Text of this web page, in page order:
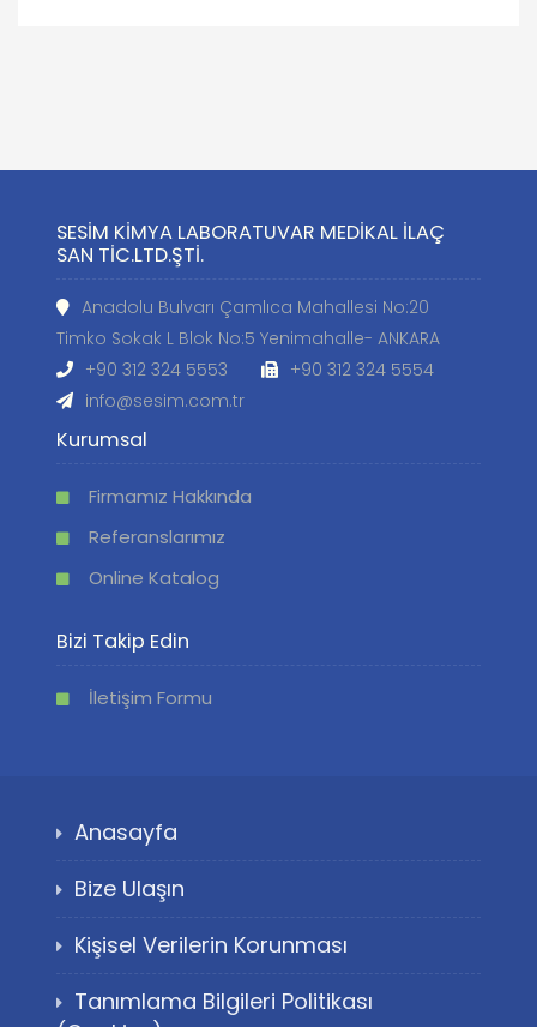
SESİM KİMYA LABORATUVAR MEDİKAL İLAÇ
SAN TİC.LTD.ŞTİ.
Anadolu Bulvarı Çamlıca Mahallesi No:20
Timko Sokak L Blok No:5 Yenimahalle- ANKARA
+90 312 324 5553
+90 312 324 5554
info@sesim.com.tr
Kurumsal
Firmamız Hakkında
Referanslarımız
Online Katalog
Bizi Takip Edin
İletişim Formu
Anasayfa
Bize Ulaşın
Kişisel Verilerin Korunması
Tanımlama Bilgileri Politikası